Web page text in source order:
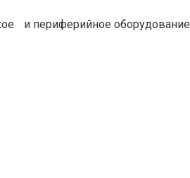
и периферийное оборудование